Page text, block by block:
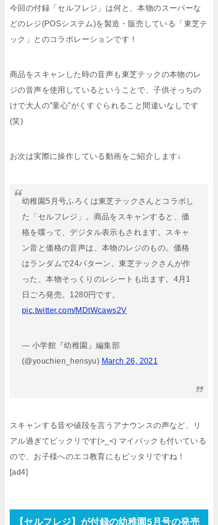
今回の付録「セルフレジ」は何と、本物のスーパーな
どのレジ(POSシステム)を製造・販売している「東芝テ
ック」とのコラボレーションです！
商品をスキャンした時の音声も東芝テックの本物のレ
ジの音声を使用しているということで、子供そっちの
けで大人の”童心”がくすぐられること間違いなしです
(笑)
お次は実際に操作している動画をご紹介します↓
幼稚園5月号ふろくは東芝テックさんとコラボし
た「セルフレジ」。商品をスキャンすると、価
格を喋って、デジタル表示もされます。スキャ
ン音と価格の音声は、本物のレジのもの。価格
はランダムで24パターン。東芝テックさんが作
った、本物そっくりのレシートも出ます。4月1
日ごろ発売。1280円です。
pic.twitter.com/MDtWcaws2V
— 小学館『幼稚園』編集部
(@youchien_hensyu) March 26, 2021
スキャンする音や値段を言うアナウンスの声など、リ
アル過ぎてビックリです(>_<) マイバックも付いている
ので、お子様へのエコ教育にもピッタリですね！
[ad4]
【セルフレジ】が付録の幼稚園5月号の発売